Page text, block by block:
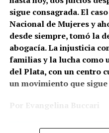
la sensación de que
durante años, finalmente
a borbotones de la
Dirá ella, generación 2001:
“Ahí me di cuenta de que
estoy sola, pero estaba
respecto a mi vieja, y no me
había quemado la mano
El padre Chueco en
las injusticias, uno dice,
Valeiro/lavaca.org.
Aparece como desde la
sigue consagrada. El
Nacional de Mujeres y
desde siempre, tomó la
abogacía. La injusticia
familias y la lucha como
del Plata, con un centro
un movimiento que
Por Evangelina Buccari